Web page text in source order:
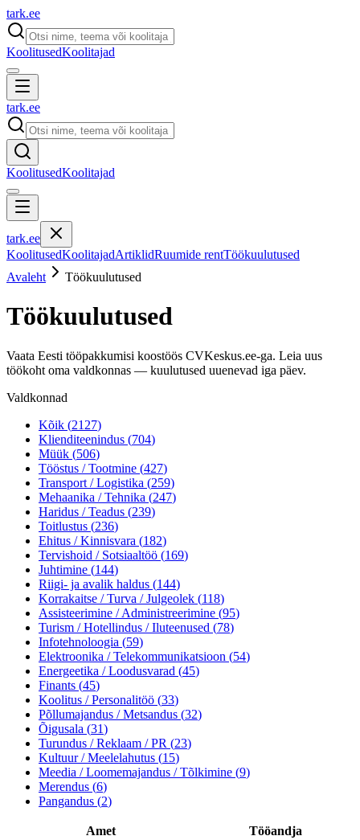
tark.ee
KoolitusedKoolitajad
tark.ee
KoolitusedKoolitajad
tark.ee
KoolitusedKoolitajadArtiklidRuumide rentTöökuulutused
Avaleht
Töökuulutused
Töökuulutused
Vaata Eesti tööpakkumisi koostöös CVKeskus.ee-ga. Leia uus
töökoht oma valdkonnas — kuulutused uuenevad iga päev.
Valdkonnad
Kõik (2127)
Klienditeenindus (704)
Müük (506)
Tööstus / Tootmine (427)
Transport / Logistika (259)
Mehaanika / Tehnika (247)
Haridus / Teadus (239)
Toitlustus (236)
Ehitus / Kinnisvara (182)
Tervishoid / Sotsiaaltöö (169)
Juhtimine (144)
Riigi- ja avalik haldus (144)
Korrakaitse / Turva / Julgeolek (118)
Assisteerimine / Administreerimine (95)
Turism / Hotellindus / Iluteenused (78)
Infotehnoloogia (59)
Elektroonika / Telekommunikatsioon (54)
Energeetika / Loodusvarad (45)
Finants (45)
Koolitus / Personalitöö (33)
Põllumajandus / Metsandus (32)
Õigusala (31)
Turundus / Reklaam / PR (23)
Kultuur / Meelelahutus (15)
Meedia / Loomemajandus / Tõlkimine (9)
Merendus (6)
Pangandus (2)
Amet
Tööandja